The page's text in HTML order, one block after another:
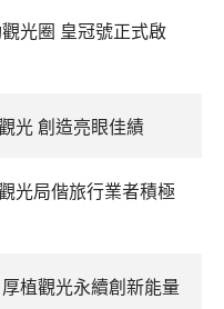
光圈 皇冠號正式啟
光 創造亮眼佳績
光局偕旅行業者積極
植觀光永續創新能量